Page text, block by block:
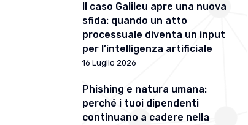
Il caso Galileu apre una nuova
sfida: quando un atto
processuale diventa un input
per l’intelligenza artificiale
16 Luglio 2026
Phishing e natura umana:
perché i tuoi dipendenti
continuano a cadere nella